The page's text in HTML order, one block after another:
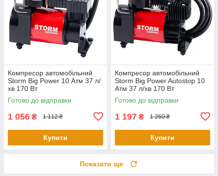
Компресор автомобільний
Storm Big Power 10 Атм 37 л/
хв 170 Вт
Готово до відправки
1 056 ₴ 1 112 ₴
Купити
Компресор автомобільний
Storm Big Power Autostop 10
Атм 37 л/хв 170 Вт
Готово до відправки
1 197 ₴ 1 260 ₴
Купити
Показати ще